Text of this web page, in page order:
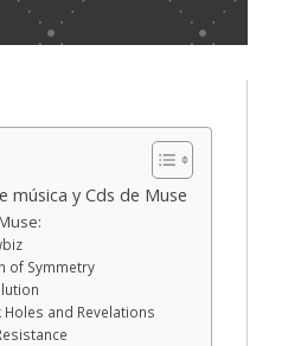
música y Cds de Muse
of Symmetry
Holes and Revelations